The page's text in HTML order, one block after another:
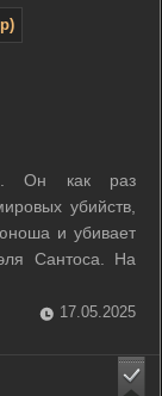
Он как раз
убийств,
и убивает
Сантоса. На
полиции Ева
помощь в
...
17.05.2025